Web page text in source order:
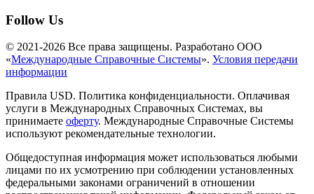
Follow Us
© 2021-2026 Все права защищены. Разработано ООО
«Международные Справочные Системы». Условия передачи
информации
Правила USD. Политика конфиденциальности. Оплачивая
услуги в Международных Справочных Системах, вы
принимаете оферту. Международные Справочные Системы
используют рекомендательные технологии.
Общедоступная информация может использоваться любыми
лицами по их усмотрению при соблюдении установленных
федеральными законами ограничений в отношении